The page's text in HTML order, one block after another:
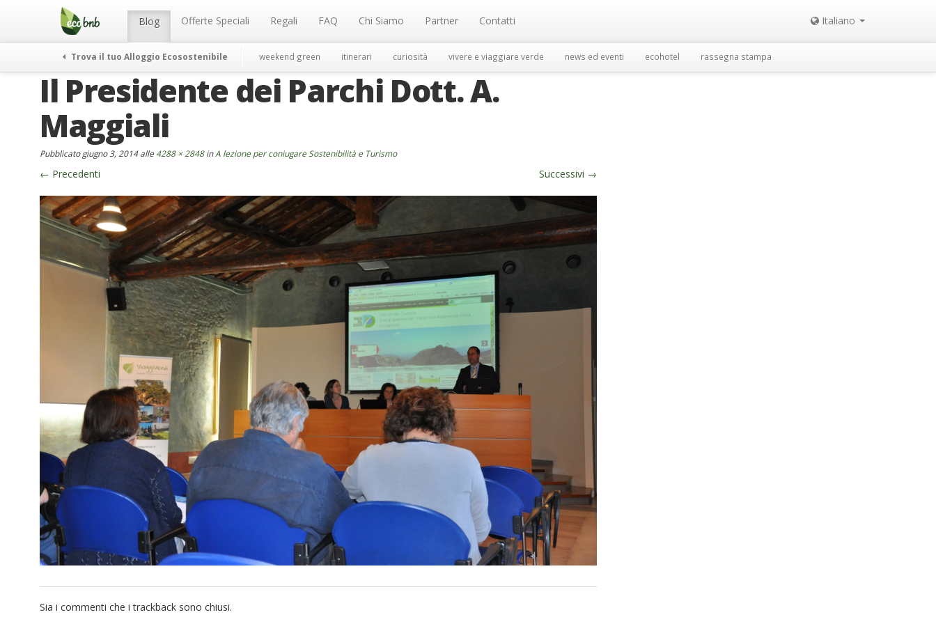
Menu Blog Offerte Speciali Regali FAQ Chi Siamo Partner Contatti Italiano
Trova il tuo Alloggio Ecosostenibile weekend green itinerari curiosità vivere e viaggiare verde news ed eventi ecohotel rassegna stampa
Il Presidente dei Parchi Dott. A.
Maggiali
Pubblicatogiugno 3, 2014alle4288 × 2848inA lezione per coniugare Sostenibilità e Turismo
← Precedenti Successivi →
Sia i commenti che i trackback sono chiusi.